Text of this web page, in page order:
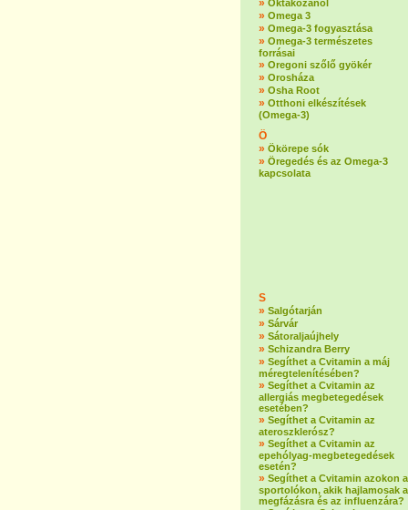
» Oktakozanol
» Omega 3
» Omega-3 fogyasztása
» Omega-3 természetes
forrásai
» Oregoni szőlő gyökér
» Orosháza
» Osha Root
» Otthoni elkészítések
(Omega-3)
Ö
» Ökörepe sók
» Öregedés és az Omega-3
kapcsolata
S
» Salgótarján
» Sárvár
» Sátoraljaújhely
» Schizandra Berry
» Segíthet a Cvitamin a máj
méregtelenítésében?
» Segíthet a Cvitamin az
allergiás megbetegedések
esetében?
» Segíthet a Cvitamin az
ateroszklerósz?
» Segíthet a Cvitamin az
epehólyag-megbetegedések
esetén?
» Segíthet a Cvitamin azokon a
sportolókon, akik hajlamosak a
megfázásra és az influenzára?